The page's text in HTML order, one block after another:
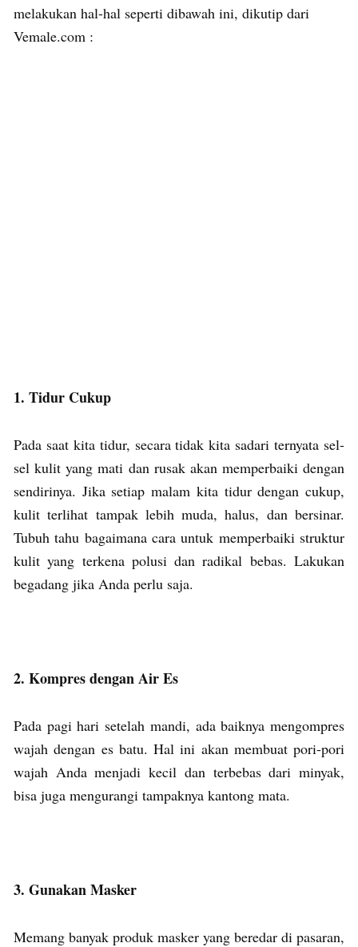
melakukan hal-hal seperti dibawah ini, dikutip dari
Vemale.com :
1. Tidur Cukup
Pada saat kita tidur, secara tidak kita sadari ternyata sel-
sel kulit yang mati dan rusak akan memperbaiki dengan
sendirinya. Jika setiap malam kita tidur dengan cukup,
kulit terlihat tampak lebih muda, halus, dan bersinar.
Tubuh tahu bagaimana cara untuk memperbaiki struktur
kulit yang terkena polusi dan radikal bebas. Lakukan
begadang jika Anda perlu saja.
2. Kompres dengan Air Es
Pada pagi hari setelah mandi, ada baiknya mengompres
wajah dengan es batu. Hal ini akan membuat pori-pori
wajah Anda menjadi kecil dan terbebas dari minyak,
bisa juga mengurangi tampaknya kantong mata.
3. Gunakan Masker
Memang banyak produk masker yang beredar di pasaran,